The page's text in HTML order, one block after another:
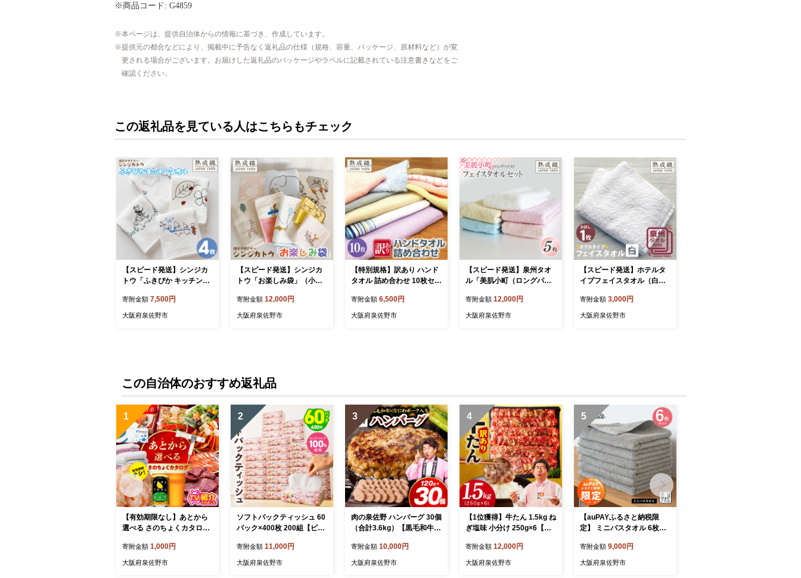
※商品コード: G4859
本ページは、提供自治体からの情報に基づき、作成しています。
提供元の都合などにより、掲載中に予告なく返礼品の仕様（規格、容量、パッケージ、原材料など）が変
更される場合がございます。お届けした返礼品のパッケージやラベルに記載されている注意書きなどをご
確認ください。
この返礼品を見ている人はこちらもチェック
【スピード発送】シンジカ
トウ「ふきぴか キッチンタ
州タオル 国産 吸水 普段使
い 無地 シンプル 日用品 家
寄附金額 7,500円
大阪府泉佐野市
【スピード発送】シンジカ
トウ「お楽しみ袋」（小）
段使い 無地 シンプル 日用
品 家族 ファミリー】 G487
寄附金額 12,000円
大阪府泉佐野市
【特別規格】訳あり ハンド
タオル 詰め合わせ 10枚セッ
ル 国産 吸水 普段使い 無地
シンプル 日用品 家族 ファ
寄附金額 6,500円
大阪府泉佐野市
【スピード発送】泉州タオ
ル「美肌小町（ロングパイ
ット【泉州タオル 国産 吸水
普段使い 無地 シンプル 日
寄附金額 12,000円
大阪府泉佐野市
【スピード発送】ホテルタ
イプフェイスタオル（白）
オル 国産 吸水 普段使い 無
地 シンプル 日用品 家族 フ
寄附金額 3,000円
大阪府泉佐野市
この自治体のおすすめ返礼品
1
【有効期限なし】あとから
選べる さのちょくカタログ
佐野市 ふるさとギフト 400
0品以上 高評価 肉 ビール 海
寄附金額 1,000円
大阪府泉佐野市
2
ソフトパックティッシュ 60
パック×400枚 200組【ピュ
急上昇 まとめ買い 日用品
常備品 てぃっしゅ 備蓄 防
寄附金額 11,000円
大阪府泉佐野市
3
肉の泉佐野 ハンバーグ 30個
（合計3.6kg）【黒毛和牛
個 小分け 冷凍 ストック 人
気 総菜 はんばーぐ 訳あり
寄附金額 10,000円
大阪府泉佐野市
4
【1位獲得】牛たん 1.5kg ね
ぎ塩味 小分け 250g×6【成
切り ぎゅうたん スライス
訳あり サイズ不揃い】 G47
寄附金額 12,000円
大阪府泉佐野市
5
【auPAYふるさと納税限
定】 ミニバスタオル 6枚セ
タオル 以上 バスタオル 未
満 泉州タオル 吸水 普段使
寄附金額 9,000円
大阪府泉佐野市